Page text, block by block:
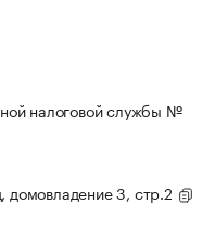
налоговой службы №
домовладение 3, стр.2